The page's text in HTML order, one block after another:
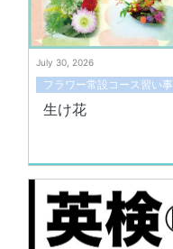
July 30, 2026
フラワー常設コース習い事
生け花